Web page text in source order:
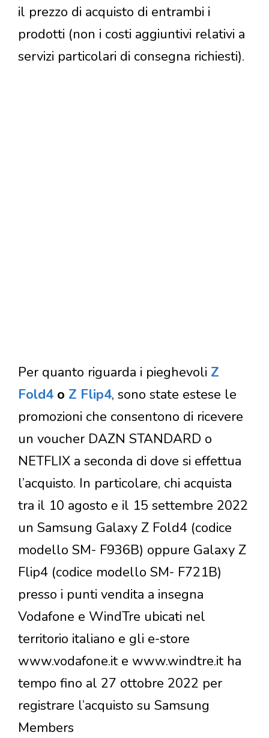
il prezzo di acquisto di entrambi i
prodotti (non i costi aggiuntivi relativi a
servizi particolari di consegna richiesti).
Per quanto riguarda i pieghevoli Z
Fold4 o Z Flip4, sono state estese le
promozioni che consentono di ricevere
un voucher DAZN STANDARD o
NETFLIX a seconda di dove si effettua
l’acquisto. In particolare, chi acquista
tra il 10 agosto e il 15 settembre 2022
un Samsung Galaxy Z Fold4 (codice
modello SM- F936B) oppure Galaxy Z
Flip4 (codice modello SM- F721B)
presso i punti vendita a insegna
Vodafone e WindTre ubicati nel
territorio italiano e gli e-store
www.vodafone.it e www.windtre.it ha
tempo fino al 27 ottobre 2022 per
registrare l’acquisto su Samsung
Members